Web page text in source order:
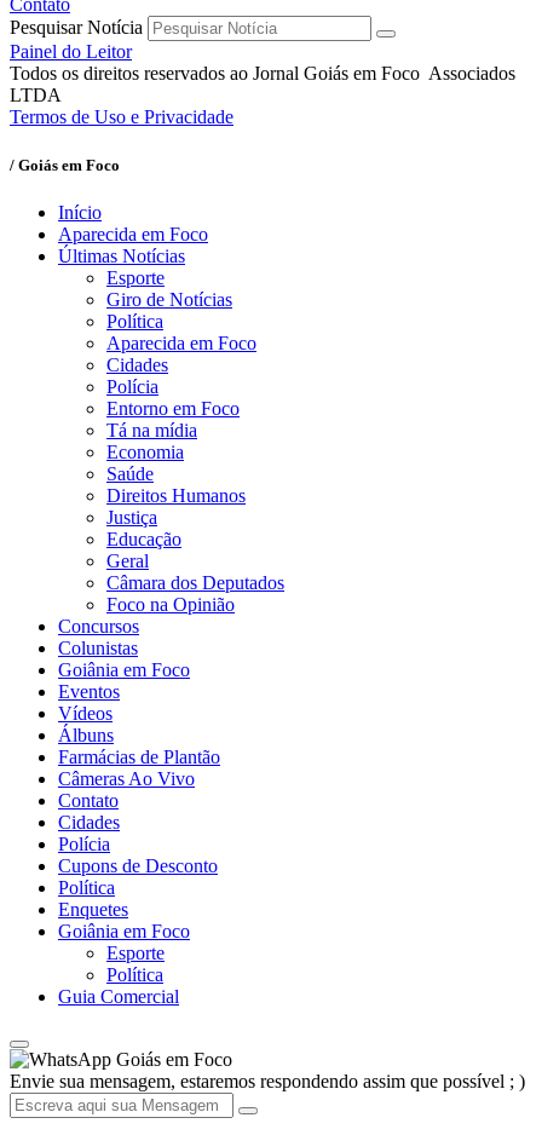
Contato
Pesquisar Notícia
Painel do Leitor
Todos os direitos reservados ao Jornal Goiás em Foco Associados
LTDA
Termos de Uso e Privacidade
/ Goiás em Foco
Início
Aparecida em Foco
Últimas Notícias
Esporte
Giro de Notícias
Política
Aparecida em Foco
Cidades
Polícia
Entorno em Foco
Tá na mídia
Economia
Saúde
Direitos Humanos
Justiça
Educação
Geral
Câmara dos Deputados
Foco na Opinião
Concursos
Colunistas
Goiânia em Foco
Eventos
Vídeos
Álbuns
Farmácias de Plantão
Câmeras Ao Vivo
Contato
Cidades
Polícia
Cupons de Desconto
Política
Enquetes
Goiânia em Foco
Esporte
Política
Guia Comercial
Goiás em Foco
Envie sua mensagem, estaremos respondendo assim que possível ; )